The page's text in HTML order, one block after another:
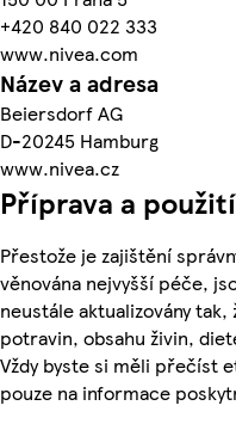
+420 840 022 333
www.nivea.com
Název a adresa
Beiersdorf AG
D-20245 Hamburg
www.nivea.cz
Příprava a použití
Přestože je zajištění
věnována nejvyšší péče,
neustále aktualizovány
potravin, obsahu živin,
Vždy byste si měli přečíst
pouze na informace